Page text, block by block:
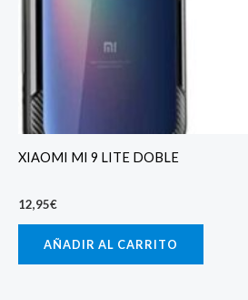
XIAOMI MI 9 LITE DOBLE
12,95€
AÑADIR AL CARRITO